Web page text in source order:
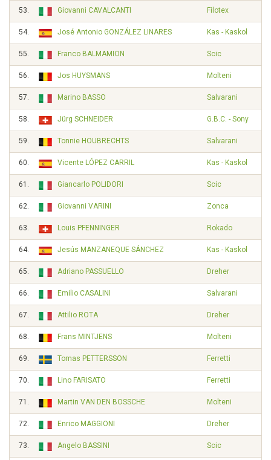
53. Giovanni CAVALCANTI Filotex
54. José Antonio GONZÁLEZ LINARES Kas - Kaskol
55. Franco BALMAMION Scic
56. Jos HUYSMANS Molteni
57. Marino BASSO Salvarani
58. Jürg SCHNEIDER G.B.C. - Sony
59. Tonnie HOUBRECHTS Salvarani
60. Vicente LÓPEZ CARRIL Kas - Kaskol
61. Giancarlo POLIDORI Scic
62. Giovanni VARINI Zonca
63. Louis PFENNINGER Rokado
64. Jesús MANZANEQUE SÁNCHEZ Kas - Kaskol
65. Adriano PASSUELLO Dreher
66. Emilio CASALINI Salvarani
67. Attilio ROTA Dreher
68. Frans MINTJENS Molteni
69. Tomas PETTERSSON Ferretti
70. Lino FARISATO Ferretti
71. Martin VAN DEN BOSSCHE Molteni
72. Enrico MAGGIONI Dreher
73. Angelo BASSINI Scic